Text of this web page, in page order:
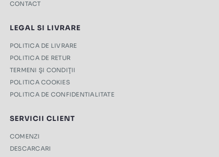
CONTACT
LEGAL SI LIVRARE
POLITICA DE LIVRARE
POLITICA DE RETUR
TERMENI ŞI CONDIŢII
POLITICA COOKIES
POLITICA DE CONFIDENTIALITATE
SERVICII CLIENT
COMENZI
DESCARCARI